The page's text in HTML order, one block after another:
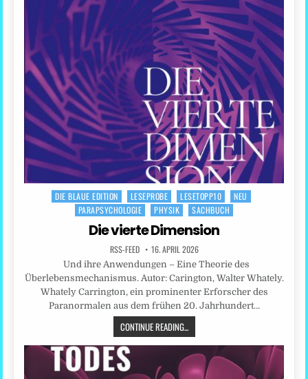
Posted
DIE BLAUE EDITION LESEPROBE LESETOPP10
NEU
PARAPSYCHOLOGIE
PHYSIK SACHBUCH
Die vierte Dimension
RSS-FEED 16. APRIL 2026
Und ihre Anwendungen – Eine Theorie des
Überlebensmechanismus. Autor: Carington, Walter Whately.
Whately Carrington, ein prominenter Erforscher des
Paranormalen aus dem frühen 20. Jahrhundert…
CONTINUE READING...